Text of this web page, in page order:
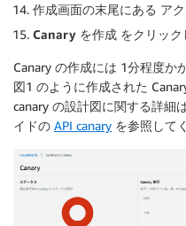
作成画面の末尾にある ア
Canary を作成 をクリック
Canary の作成には 1分程度か
図1 のように作成された
canary の設計図に関する詳細
イドの API canary を参照して